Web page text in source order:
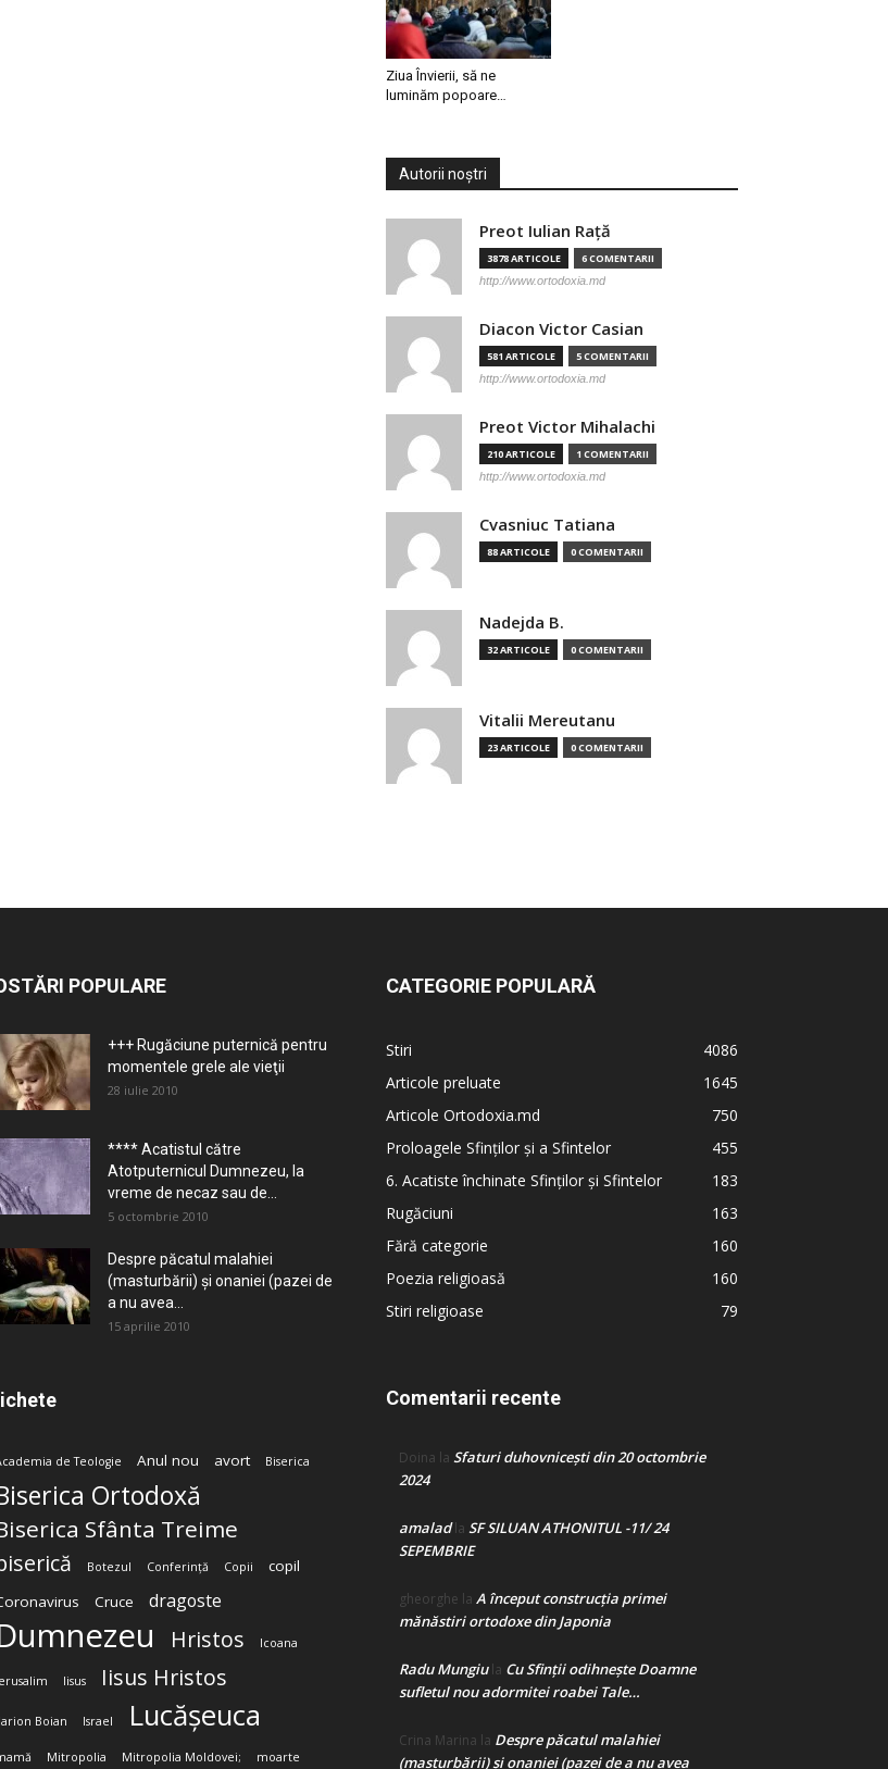
Ziua Învierii, să ne
luminăm popoare…
Autorii noștri
Preot Iulian Raţă
3878 ARTICOLE 6 COMENTARII
http://www.ortodoxia.md
Diacon Victor Casian
581 ARTICOLE 5 COMENTARII
http://www.ortodoxia.md
Preot Victor Mihalachi
210 ARTICOLE 1 COMENTARII
http://www.ortodoxia.md
Cvasniuc Tatiana
88 ARTICOLE 0 COMENTARII
Nadejda B.
32 ARTICOLE 0 COMENTARII
Vitalii Mereutanu
23 ARTICOLE 0 COMENTARII
POPULARE
+++ Rugăciune puternică pentru
momentele grele ale vieţii
28 iulie 2010
**** Acatistul către
Atotputernicul Dumnezeu, la
vreme de necaz sau de...
5 octombrie 2010
Despre păcatul malahiei
(masturbării) şi onaniei (pazei de
a nu avea...
15 aprilie 2010
de Teologie Anul nou avort Biserica
Ortodoxă
Sfânta Treime
Botezul Conferință Copii
copil
Cruce dragoste
Hristos Icoana
Iisus Iisus Hristos
Boian Israel Lucășeuca
Mitropolia Mitropolia Moldovei; moarte
CATEGORIE POPULARĂ
Stiri
4086
Articole preluate
1645
Articole Ortodoxia.md
750
Proloagele Sfinților și a Sfintelor
455
6. Acatiste închinate Sfinților și Sfintelor
183
Rugăciuni
163
Fără categorie
160
Poezia religioasă
160
Stiri religioase
79
Comentarii recente
Doina la Sfaturi duhovnicești din 20 octombrie
2024
amaladla SF SILUAN ATHONITUL -11/ 24
SEPEMBRIE
gheorghe la A început construcţia primei
mănăstiri ortodoxe din Japonia
Radu Mungiula Cu Sfinții odihnește Doamne
sufletul nou adormitei roabei Tale…
Crina Marina la Despre păcatul malahiei
(masturbării) şi onaniei (pazei de a nu avea